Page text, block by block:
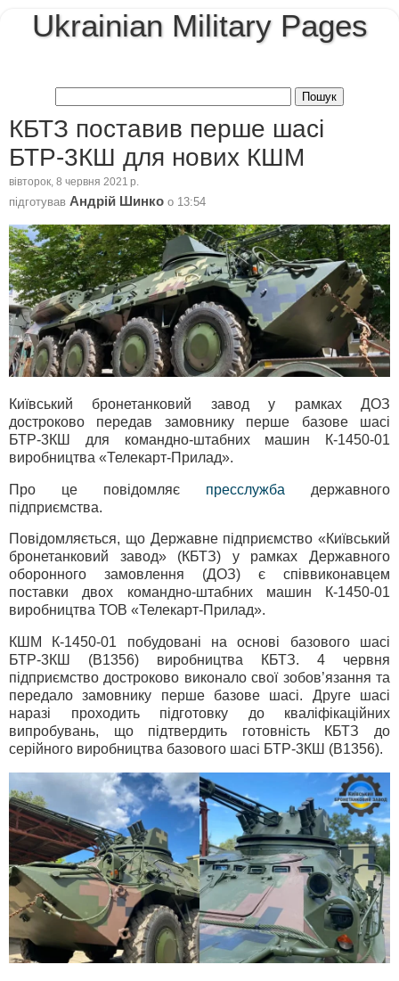
Ukrainian Military Pages
КБТЗ поставив перше шасі
БТР-3КШ для нових КШМ
вівторок, 8 червня 2021 р.
підготував Андрій Шинко о 13:54
Київський бронетанковий завод у рамках ДОЗ
достроково передав замовнику перше базове шасі
БТР-3КШ для командно-штабних машин К-1450-01
виробництва «Телекарт-Прилад».
Про це повідомляє пресслужба державного
підприємства.
Повідомляється, що Державне підприємство «Київський
бронетанковий завод» (КБТЗ) у рамках Державного
оборонного замовлення (ДОЗ) є співвиконавцем
поставки двох командно-штабних машин К-1450-01
виробництва ТОВ «Телекарт-Прилад».
КШМ К-1450-01 побудовані на основі базового шасі
БТР-3КШ (В1356) виробництва КБТЗ. 4 червня
підприємство достроково виконало свої зобов’язання та
передало замовнику перше базове шасі. Друге шасі
наразі проходить підготовку до кваліфікаційних
випробувань, що підтвердить готовність КБТЗ до
серійного виробництва базового шасі БТР-3КШ (В1356).